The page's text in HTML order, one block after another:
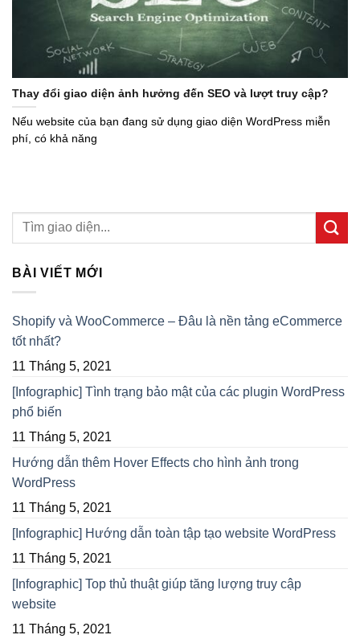
Thay đổi giao diện ảnh hưởng đến SEO và lượt truy cập?
Nếu website của bạn đang sử dụng giao diện WordPress miễn
phí, có khả năng
BÀI VIẾT MỚI
Shopify và WooCommerce – Đâu là nền tảng eCommerce
tốt nhất?
11 Tháng 5, 2021
[Infographic] Tình trạng bảo mật của các plugin WordPress
phổ biến
11 Tháng 5, 2021
Hướng dẫn thêm Hover Effects cho hình ảnh trong
WordPress
11 Tháng 5, 2021
[Infographic] Hướng dẫn toàn tập tạo website WordPress
11 Tháng 5, 2021
[Infographic] Top thủ thuật giúp tăng lượng truy cập
website
11 Tháng 5, 2021